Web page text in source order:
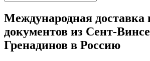
Международная доставка
документов из Сент-
Гренадинов в Россию